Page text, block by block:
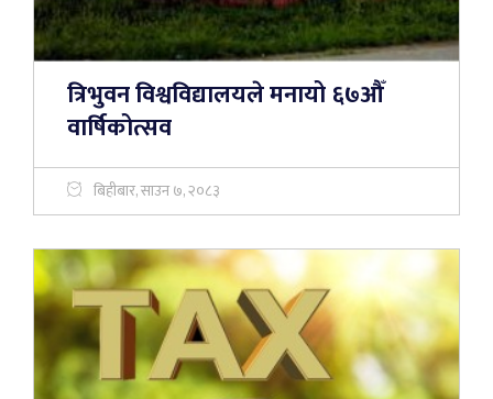
त्रिभुवन विश्वविद्यालयले मनायो ६७औँ
वार्षिकोत्सव
बिहीबार, साउन ७, २०८३